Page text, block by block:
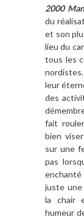
2000
du
et son
lieu du
tous les
leur
des
fait
bien
sur une
pas
enchanté
juste une
la chair
humeur